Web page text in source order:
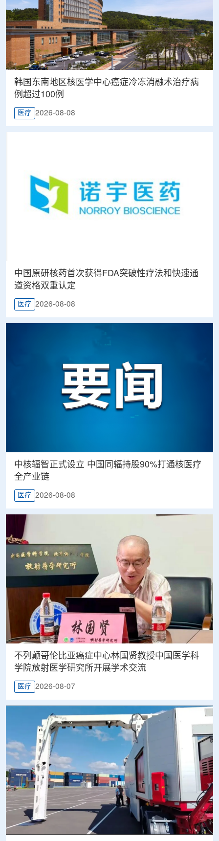
韩国东南地区核医学中心癌症冷冻消融术治疗病
例超过100例
医疗 2026-08-08
中国原研核药首次获得FDA突破性疗法和快速通
道资格双重认定
医疗 2026-08-08
中核辐智正式设立 中国同辐持股90%打通核医疗
全产业链
医疗 2026-08-08
不列颠哥伦比亚癌症中心林国贤教授中国医学科
学院放射医学研究所开展学术交流
医疗 2026-08-07